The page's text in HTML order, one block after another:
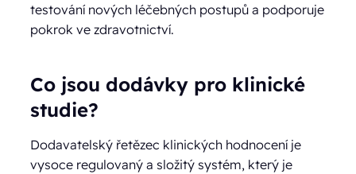
testování nových léčebných postupů a podporuje
pokrok ve zdravotnictví.
Co jsou dodávky pro klinické
studie?
Dodavatelský řetězec klinických hodnocení je
vysoce regulovaný a složitý systém, který je